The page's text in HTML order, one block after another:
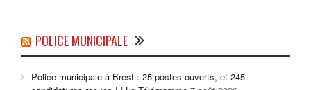
POLICE MUNICIPALE
Police municipale à Brest : 25 postes ouverts, et 245